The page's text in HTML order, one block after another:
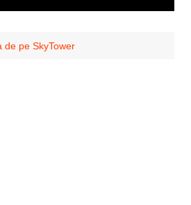
de pe SkyTower